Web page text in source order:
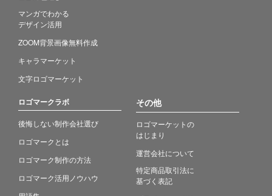
マンガでわかる
デザイン活用
ZOOM背景画像無料作成
キャラマーケット
文字ロゴマーケット
ロゴマークラボ
後悔しない制作会社選び
ロゴマークとは
ロゴマーク制作の方法
ロゴマーク活用ノウハウ
その他
ロゴマーケットの
はじまり
運営会社について
特定商品取引法に
基づく表記